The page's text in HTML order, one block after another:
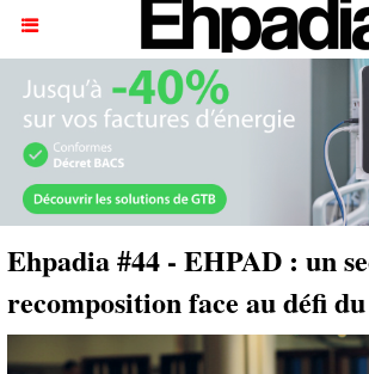
Ehpadia #44 - EHPAD : un
recomposition face au défi